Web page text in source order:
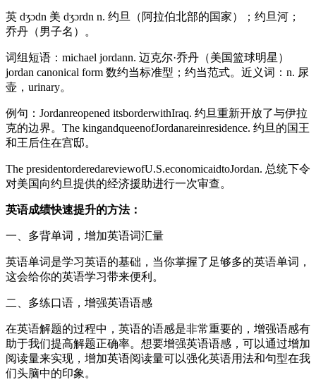
英 dʒɔdn 美 dʒɔrdn n. 约旦（阿拉伯北部的国家）；约旦河；
乔丹（男子名）。
词组短语：michael jordann. 迈克尔·乔丹（美国篮球明星）
jordan canonical form 数约当标准型；约当范式。近义词：n. 尿
壶，urinary。
例句：Jordanreopened itsborderwithIraq. 约旦重新开放了与伊拉
克的边界。The kingandqueenofJordanareinresidence. 约旦的国王
和王后住在宫邸。
The presidentorderedareviewofU.S.economicaidtoJordan. 总统下令
对美国向约旦提供的经济援助进行一次审查。
英语成绩快速提升的方法：
一、多背单词，增加英语词汇量
英语单词是学习英语的基础，当你掌握了足够多的英语单词，
这会给你的英语学习带来便利。
二、多练口语，增强英语语感
在英语解题的过程中，英语的语感是非常重要的，增强语感有
助于我们提高解题正确率。想要增强英语语感，可以通过增加
阅读量来实现，增加英语阅读量可以强化英语用法和句型在我
们头脑中的印象。